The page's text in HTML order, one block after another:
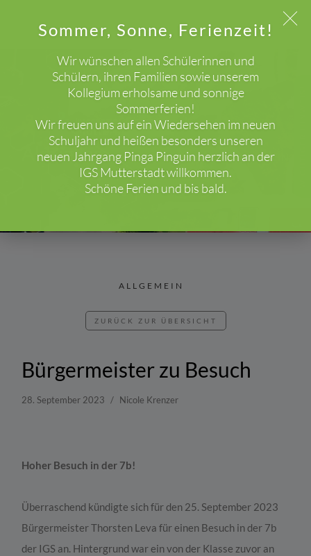
Sommer, Sonne, Ferienzeit!
Wir wünschen allen Schülerinnen und
Schülern, ihren Familien sowie unserem
Kollegium erholsame und sonnige
Sommerferien!
Wir freuen uns auf ein Wiedersehen im neuen
Schuljahr und heißen besonders unseren
neuen Jahrgang Pinga Pinguin herzlich an der
IGS Mutterstadt willkommen.
Schöne Ferien und bis bald.
Aktuelles HOME BLOG ALLGEMEIN
ALLGEMEIN
ZURÜCK ZUR ÜBERSICHT
Bürgermeister zu Besuch
28. September 2023 Nicole Krenzer
Hoher Besuch in der 7b!
Überraschend kündigte sich für den 25. September 2023
Bürgermeister Thorsten Leva für einen Besuch in der 7b
der IGS an. Hintergrund war ein von der Klasse zuvor an